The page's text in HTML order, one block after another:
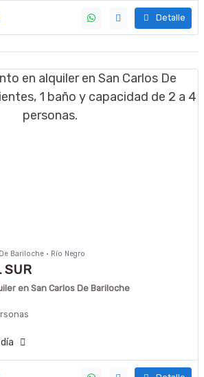
Detalle
Bariloche · Río Negro
SUR
en San Carlos De Bariloche